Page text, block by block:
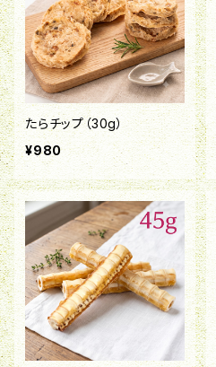
たらチップ（30g）
¥980